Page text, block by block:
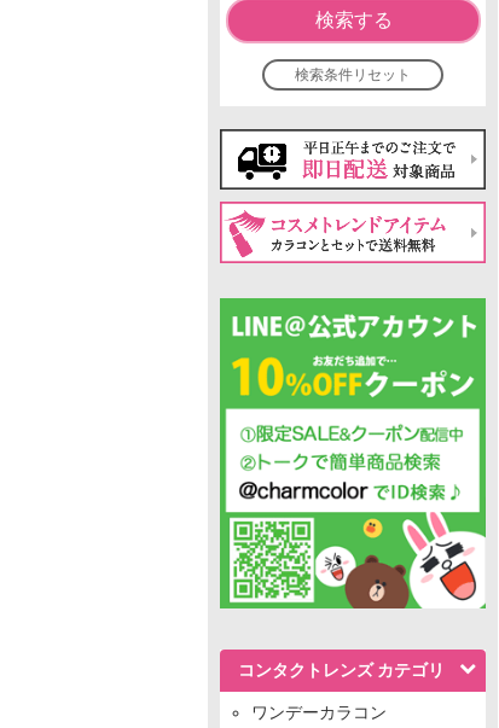
検索する
検索条件リセット
コンタクトレンズ カテゴリ
ワンデーカラコン